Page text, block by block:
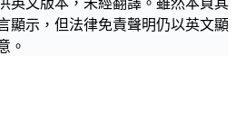
顯示，但法律免責聲明仍以英文顯
。